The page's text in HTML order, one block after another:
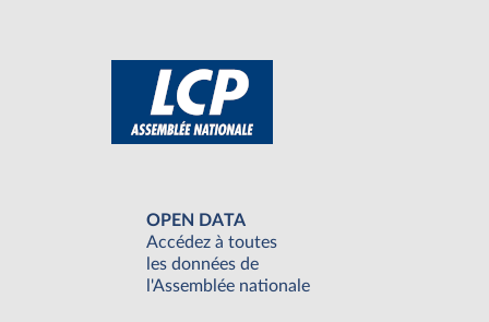
OPEN DATA
Accédez à toutes
les données de
l'Assemblée nationale